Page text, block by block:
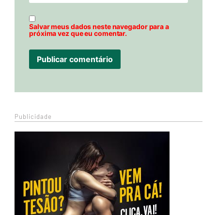
Salvar meus dados neste navegador para a
próxima vez que eu comentar.
Publicidade